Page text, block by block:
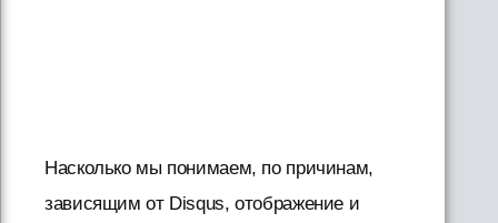
Насколько мы понимаем, по причинам,
зависящим от Disqus, отображение и